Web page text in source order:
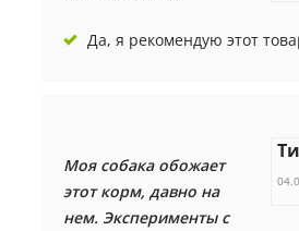
Да, я рекомендую этот
Моя собака обожает
этот корм, давно на
нем. Эксперименты с